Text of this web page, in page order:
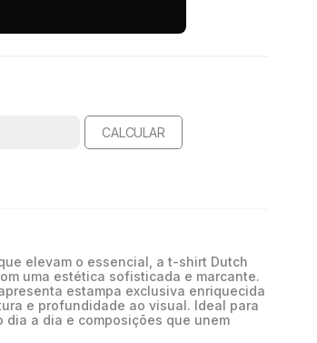
CALCULAR
elevam o essencial, a t-shirt Dutch
uma estética sofisticada e marcante.
estampa exclusiva enriquecida
e profundidade ao visual. Ideal para
a dia e composições que unem